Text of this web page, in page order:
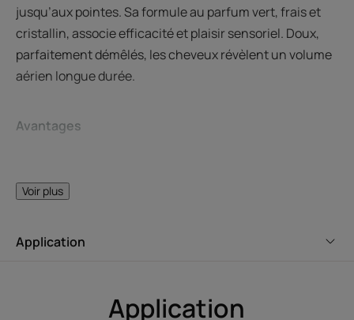
jusqu’aux pointes. Sa formule au parfum vert, frais et
cristallin, associe efficacité et plaisir sensoriel. Doux,
parfaitement démêlés, les cheveux révèlent un volume
aérien longue durée.
Avantages
fins et facilite le brushing. Pour un volume aérien longue
d'origine naturelle.
Voir plus
Application
Application